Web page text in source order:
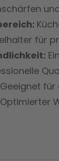
für
Geeignet für
Optimierter